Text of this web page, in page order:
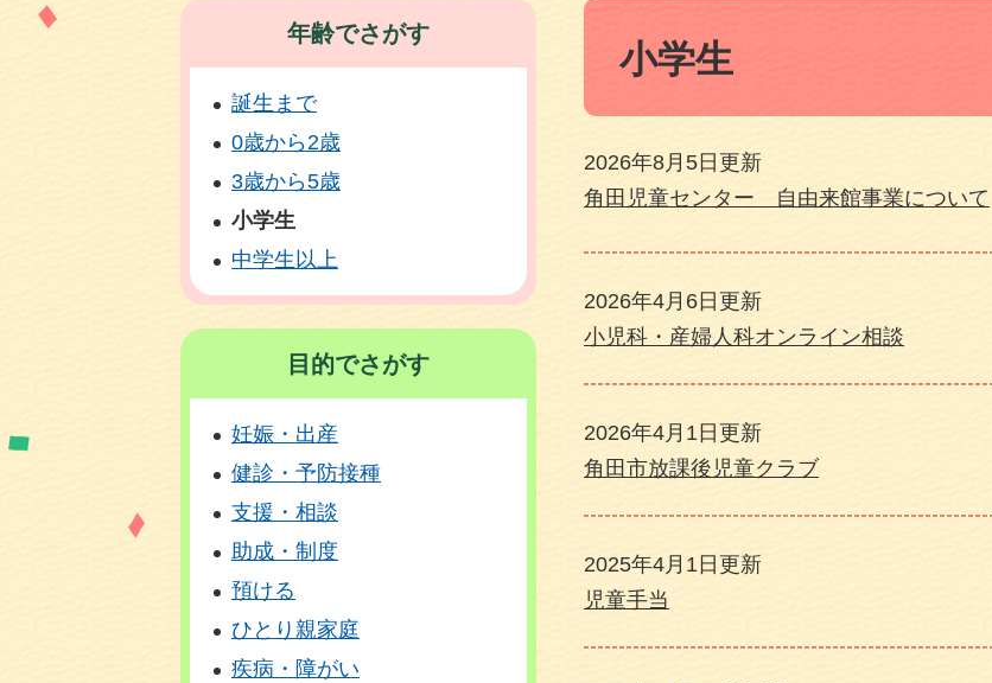
本
小学生
2026年8月5日更新
角田児童センター 自由来館事業について
2026年4月6日更新
小児科・産婦人科オンライン相談
2026年4月1日更新
角田市放課後児童クラブ
2025年4月1日更新
児童手当
年齢でさがす
誕生まで
0歳から2歳
3歳から5歳
小学生
中学生以上
目的でさがす
妊娠・出産
健診・予防接種
支援・相談
助成・制度
預ける
ひとり親家庭
疾病・障がい